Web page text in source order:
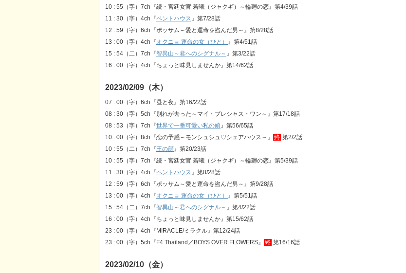
10 : 55（字）7ch『続・宮廷女官 若曦（ジャクギ）～輪廻の恋』第4/39話
11 : 30（字）4ch『ペントハウス』第7/28話
12 : 59（字）6ch『ポッサム～愛と運命を盗んだ男～』第8/28話
13 : 00（字）4ch『オクニョ 運命の女（ひと） 』第4/51話
15 : 54（二）7ch『智異山～君へのシグナル～ 』第3/22話
16 : 00（字）4ch『ちょっと味見しませんか』第14/62話
2023/02/09（木）
07 : 00（字）6ch『昼と夜』第16/22話
08 : 30（字）5ch『別れが去った～マイ・プレシャス・ワン～』第17/18話
08 : 53（字）7ch『世界で一番可愛い私の娘』第56/65話
10 : 00（字）8ch『恋の予感～モンシュシュ♡シェアハウス～』
終 第2/2話
10 : 55（二）7ch『王の顔』第20/23話
10 : 55（字）7ch『続・宮廷女官 若曦（ジャクギ）～輪廻の恋』第5/39話
11 : 30（字）4ch『ペントハウス』第8/28話
12 : 59（字）6ch『ポッサム～愛と運命を盗んだ男～』第9/28話
13 : 00（字）4ch『オクニョ 運命の女（ひと） 』第5/51話
15 : 54（二）7ch『智異山～君へのシグナル～ 』第4/22話
16 : 00（字）4ch『ちょっと味見しませんか』第15/62話
23 : 00（字）4ch『MIRACLE/ミラクル』第12/24話
23 : 00（字）5ch『F4 Thailand／BOYS OVER FLOWERS』
終 第16/16話
2023/02/10（金）